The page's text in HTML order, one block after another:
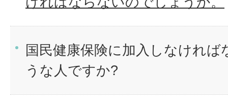
国民健康保険に加入しなけれ
うな人ですか?